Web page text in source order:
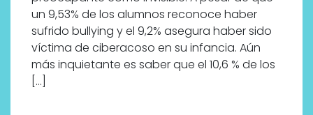
un 9,53% de los alumnos reconoce haber
sufrido bullying y el 9,2% asegura haber sido
víctima de ciberacoso en su infancia. Aún
más inquietante es saber que el 10,6 % de los
[…]